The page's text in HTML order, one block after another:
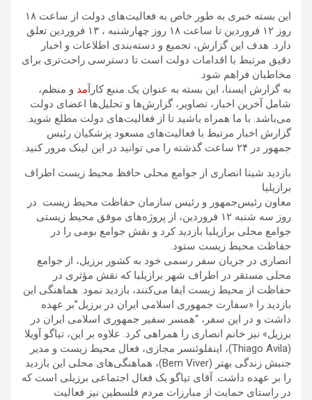
این بسته خبری به طور خاص به فعالیت‌های دولت از ساعت ۱۸
روز ۱۲ فروردین تا ساعت ۱۸ روز چهارشنبه ، ۱۳ فروردین تعلق
دارد. هدف این گزارش، تجمیع و دسته‌بندی اطلاعات و اخبار
دقیق مرتبط با اقدامات دولت است تا دسترسی راحت‌تری برای
مخاطبان فراهم شود.
به گزارش ایسنا، ‌این بسته به عنوان یک منبع کارآمد و منظم،
شامل آخرین اخبار، تصاویر، گزارش‌ها و تحلیل‌ها اعضای دولت
می‌باشد. با ما همراه باشید تا از فعالیت‌های دولت مطلع شوید.
گزارش اخبار مرتبط با فعالیت‌های مسعود پزشکیان رئیس
جمهور در ۲۴ ساعت گذشته را می توانید در این لینک مرور کنید.
بازدید شینا انصاری از جوامع محلی حافظ محیط زیست اطراف
برازیلیا
معاون رئیس‌جمهور و رئیس سازمان حفاظت محیط زیست در
روز سه شنبه ۱۲ فروردین، از پروژه‌های موفق محیط زیستی
جوامع محلی برازیلیا بازدید کرد و نقش جوامع بومی را در
حفاظت محیط زیست ستود.
انصاری در جریان سفر رسمی خود به کشور برزیل، از جوامع
محلی مستقر در اطراف شهر برازیلیا که نقش مؤثری در
حفاظت از محیط زیست ایفا می‌کنند، بازدید نمود. هماهنگی این
بازدید را «سفارت جمهوری اسلامی ایران در برزیل”بر عهده
داشت و در این سفر، “همسر سفیر جمهوری اسلامی ایران در
برزیل» نیز خانم انصاری را همراهی کرد. علاوه بر این، تیاگو آویلا
(Thiago Avila)، اینفلوئنسر مجازی، فعال محیط زیست و مدیر
جنبش زندگی بهتر (Bem Viver)، هماهنگی‌های محلی این بازدید
را بر عهده داشت. آقای تیاگو یک فعال اجتماعی برزیلی است که
در راستای حمایت از مبارزات مردم فلسطین نیز فعالیت